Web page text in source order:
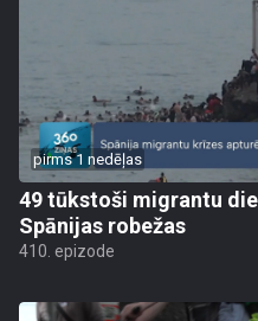
pirms 1 nedēļas
49 tūkstoši migrantu
Spānijas robežas
410. epizode